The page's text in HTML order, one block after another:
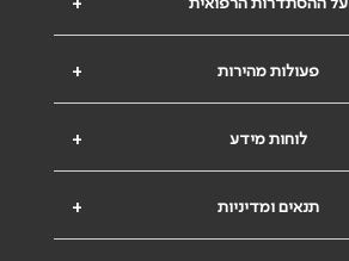
+ על ההסתדרות הרפואית
+ פעולות מהירות
+ לוחות מידע
+ תנאים ומדיניות